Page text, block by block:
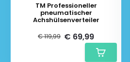
TM Professioneller
pneumatischer
Achshülsenverteiler
€ 119,99 € 69,99